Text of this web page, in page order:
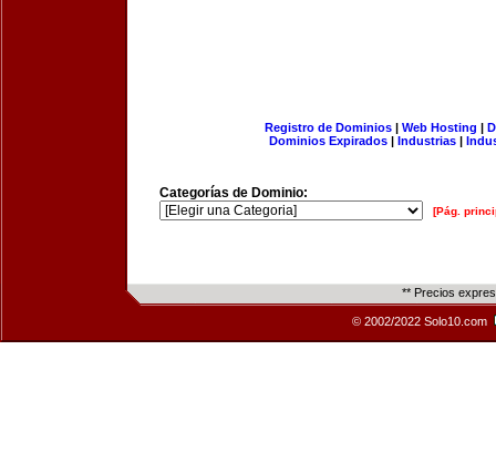
Registro de Dominios| Web Hosting |
Dominios Expirados | Industrias |
Categorías de Dominio:
[Pág.
** Precios
© 2002/2022 Solo10.com